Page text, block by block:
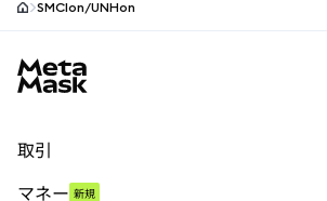
SMCIon/UNHon
取引
マネー 新規